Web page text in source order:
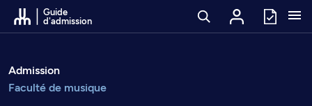
Passer au contenu
Guide
d'admission
Admission
Faculté de musique